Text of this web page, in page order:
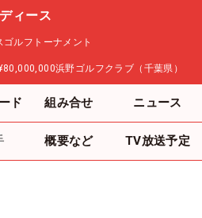
ィース
ルフトーナメント
浜野ゴルフクラブ（千葉県）
ド 組み合せ ニュース
概要など TV放送予定